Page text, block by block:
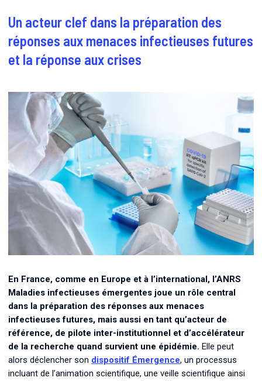
Un acteur clef dans la préparation des
réponses aux menaces infectieuses futures
et la réponse aux crises
En France, comme en Europe et à l’international, l’ANRS
Maladies infectieuses émergentes joue un rôle central
dans la préparation des réponses aux menaces
infectieuses futures, mais aussi en tant qu’acteur de
référence, de pilote inter-institutionnel et d’accélérateur
de la recherche quand survient une épidémie. Elle peut
alors déclencher son dispositif Émergence, un processus
incluant de l’animation scientifique, une veille scientifique ainsi